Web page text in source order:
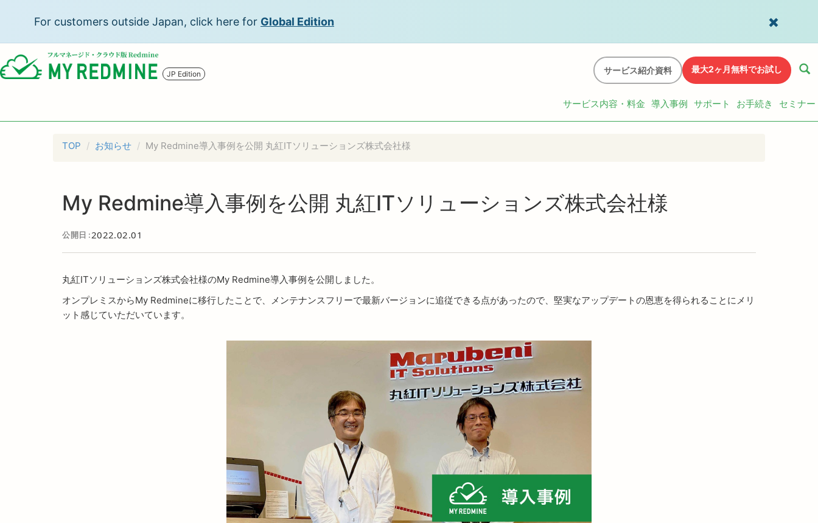
For customers outside Japan, click here for Global Edition
JP Edition サービス紹介資料 最大2ヶ月無料でお試し
サービス内容・料金 導入事例 サポート お手続き セミナー
TOP お知らせ My Redmine導入事例を公開 丸紅ITソリューションズ株式会社様
My Redmine導入事例を公開 丸紅ITソリューションズ株式会社様
公開日 2022.02.01
丸紅ITソリューションズ株式会社様のMy Redmine導入事例を公開しました。
オンプレミスからMy Redmineに移行したことで、メンテナンスフリーで最新バージョンに追従できる点があったので、堅実なアップデートの恩恵を得られることにメリ
ット感じていただいています。